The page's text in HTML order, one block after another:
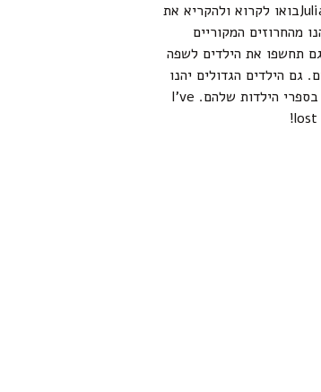
Julia Donaldson ; Axel Schefflerבואו לקרוא ולהקריא את
מהחרוזים המקוריים
תחשפו את הילדים לשפה
גם הילדים הגדולים יהנו
לתרגל קריאה ראשונה באנגלית בספרי הילדות שלהם. I’ve
lost